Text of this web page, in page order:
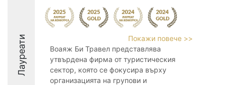
Лауреати
Покажи повече >>
Воаяж Би Травел представлява
утвърдена фирма от туристическия
сектор, която се фокусира върху
организацията на групови и